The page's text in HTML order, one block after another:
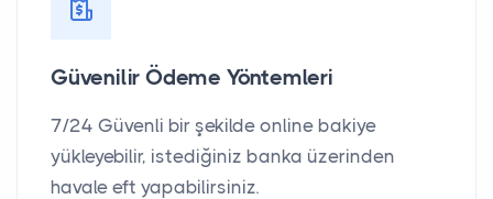
Güvenilir Ödeme Yöntemleri
7/24 Güvenli bir şekilde online bakiye
yükleyebilir, istediğiniz banka üzerinden
havale eft yapabilirsiniz.